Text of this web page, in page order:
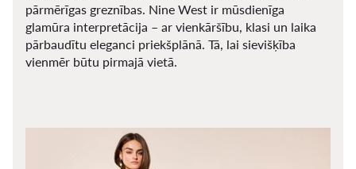
pārmērīgas greznības. Nine West ir mūsdienīga
glamūra interpretācija – ar vienkāršību, klasi un laika
pārbaudītu eleganci priekšplānā. Tā, lai sievišķība
vienmēr būtu pirmajā vietā.